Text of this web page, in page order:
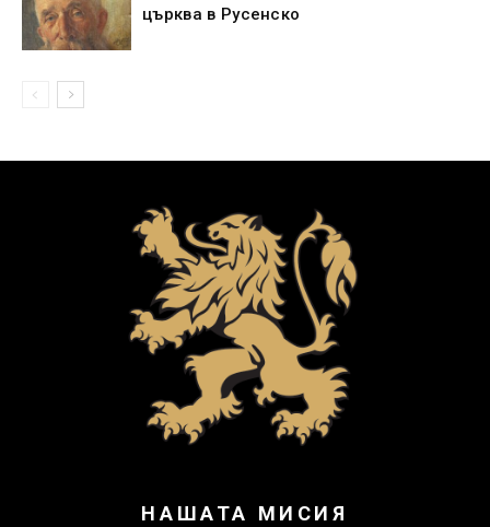
църква в Русенско
НАШАТА МИСИЯ